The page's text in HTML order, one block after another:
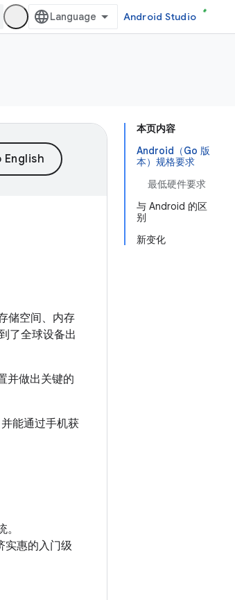
Android Studio
本页内容
Android（Go 版
本）规格要求
最低硬件要求
与 Android 的区
别
新变化
储空间、内存
了全球设备出
并做出关键的
能通过手机获
实惠的入门级